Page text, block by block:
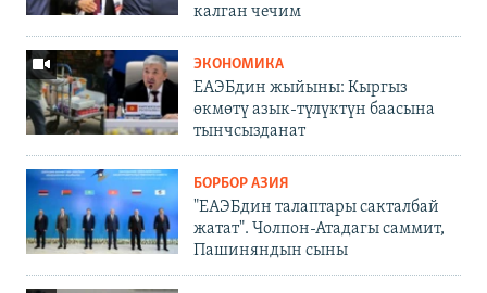
калган чечим
ЭКОНОМИКА
ЕАЭБдин жыйыны: Кыргыз
өкмөтү азык-түлүктүн баасына
тынчсызданат
БОРБОР АЗИЯ
"ЕАЭБдин талаптары сакталбай
жатат". Чолпон-Атадагы саммит,
Пашиняндын сыны